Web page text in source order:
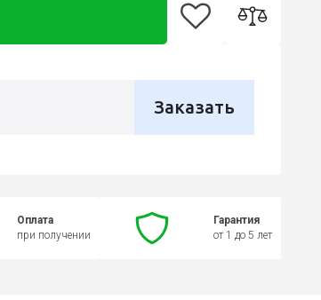
Заказать
Оплата
при получении
Гарантия
от 1 до 5 лет